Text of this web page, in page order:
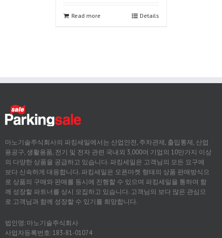
Read more Details
마노기술주식회사의 파킹세일에서는 산업안전, 주차관제, 출입통제, 산업
용공구, 생활용품, 전기 및 전자 관련 국내외 3,000여 기업의 10만가지 이상
의 다양한 상품을 공급하고 있습니다. 파킹세일은 고객님의 모든 요구에
보다 신속하게 대응합니다. 파킹세일은 오픈마켓 형태의 상품 판매방식으
로 상품의 구매와 판매를 동시에 진행할 수 있으며 파킹세일을 통하여 함
께 성장할 파트너를 상시 모집하고 있습니다. 고객님의 보다 많은 관심으
로 고객님과 함께 성장할 수 있기를 희망합니다.
법인명: 마노기술주식회사
사업자등록번호: 183-81-01074